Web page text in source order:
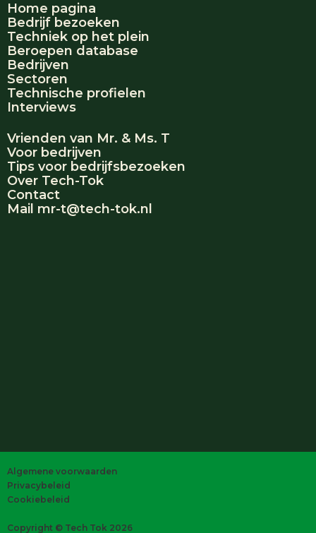
Home pagina
Bedrijf bezoeken
Techniek op het plein
Beroepen database
Bedrijven
Sectoren
Technische profielen
Interviews
Vrienden van Mr. & Ms. T
Voor bedrijven
Tips voor bedrijfsbezoeken
Over Tech-Tok
Contact
Mail mr-t@tech-tok.nl
Copyright © Tech Tok 2026
Algemene voorwaarden
Privacybeleid
Cookiebeleid